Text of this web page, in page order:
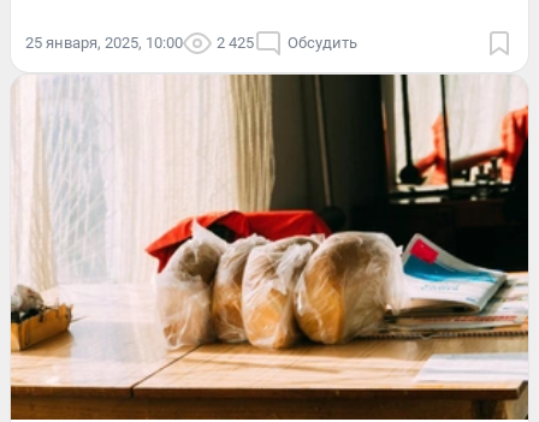
25 января, 2025, 10:00 2 425 Обсудить